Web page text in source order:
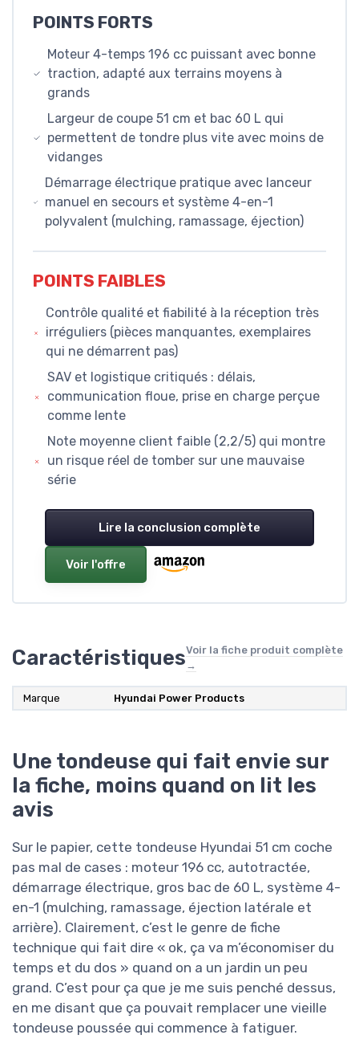
POINTS FORTS
Moteur 4-temps 196 cc puissant avec bonne
traction, adapté aux terrains moyens à
grands
Largeur de coupe 51 cm et bac 60 L qui
permettent de tondre plus vite avec moins de
vidanges
Démarrage électrique pratique avec lanceur
manuel en secours et système 4-en-1
polyvalent (mulching, ramassage, éjection)
POINTS FAIBLES
Contrôle qualité et fiabilité à la réception très
irréguliers (pièces manquantes, exemplaires
qui ne démarrent pas)
SAV et logistique critiqués : délais,
communication floue, prise en charge perçue
comme lente
Note moyenne client faible (2,2/5) qui montre
un risque réel de tomber sur une mauvaise
série
Lire la conclusion complète
Voir l'offre
CaractéristiquesVoir la fiche produit complète
→
Marque Hyundai Power Products
Une tondeuse qui fait envie sur
la fiche, moins quand on lit les
avis
Sur le papier, cette tondeuse Hyundai 51 cm coche
pas mal de cases : moteur 196 cc, autotractée,
démarrage électrique, gros bac de 60 L, système 4-
en-1 (mulching, ramassage, éjection latérale et
arrière). Clairement, c’est le genre de fiche
technique qui fait dire « ok, ça va m’économiser du
temps et du dos » quand on a un jardin un peu
grand. C’est pour ça que je me suis penché dessus,
en me disant que ça pouvait remplacer une vieille
tondeuse poussée qui commence à fatiguer.